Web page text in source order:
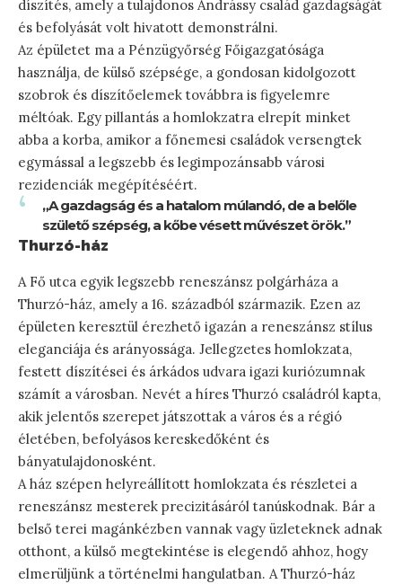
díszítés, amely a tulajdonos Andrássy család gazdagságát
és befolyását volt hivatott demonstrálni.
Az épületet ma a Pénzügyőrség Főigazgatósága
használja, de külső szépsége, a gondosan kidolgozott
szobrok és díszítőelemek továbbra is figyelemre
méltóak. Egy pillantás a homlokzatra elrepít minket
abba a korba, amikor a főnemesi családok versengtek
egymással a legszebb és legimpozánsabb városi
rezidenciák megépítéséért.
„A gazdagság és a hatalom múlandó, de a belőle
születő szépség, a kőbe vésett művészet örök.”
Thurzó-ház
A Fő utca egyik legszebb reneszánsz polgárháza a
Thurzó-ház, amely a 16. századból származik. Ezen az
épületen keresztül érezhető igazán a reneszánsz stílus
eleganciája és arányossága. Jellegzetes homlokzata,
festett díszítései és árkádos udvara igazi kuriózumnak
számít a városban. Nevét a híres Thurzó családról kapta,
akik jelentős szerepet játszottak a város és a régió
életében, befolyásos kereskedőként és
bányatulajdonosként.
A ház szépen helyreállított homlokzata és részletei a
reneszánsz mesterek precizitásáról tanúskodnak. Bár a
belső terei magánkézben vannak vagy üzleteknek adnak
otthont, a külső megtekintése is elegendő ahhoz, hogy
elmerüljünk a történelmi hangulatban. A Thurzó-ház